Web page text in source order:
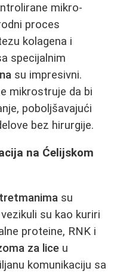
mikro-
proces
kolagena i
specijalnim
su impresivni.
mikrostruje da bi
poboljšavajući
bez hirurgije.
na Ćelijskom
su
su kao kuriri
proteine, RNK i
za lice u
komunikaciju sa